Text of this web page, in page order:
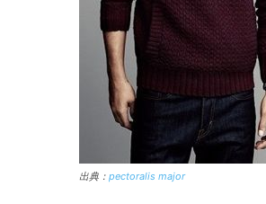
出典： pectoralis major